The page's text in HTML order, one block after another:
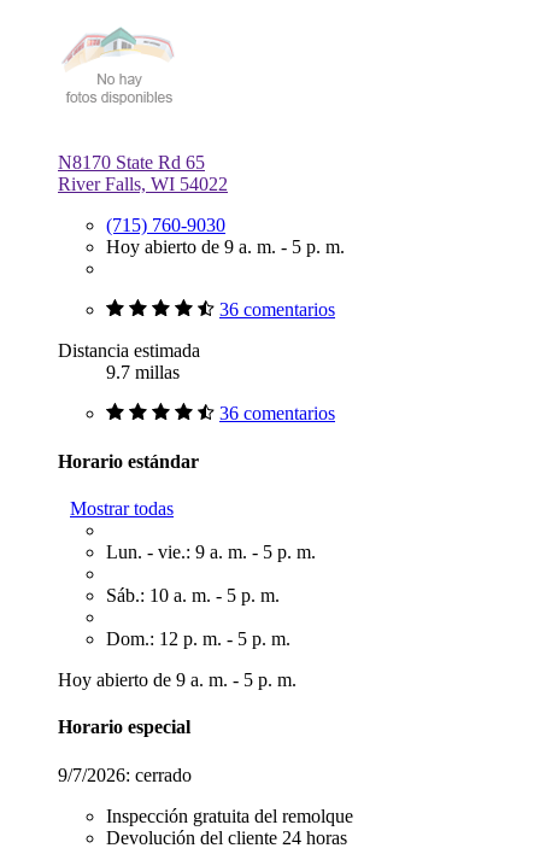
N8170 State Rd 65
River Falls, WI 54022
(715) 760-9030
Hoy abierto de 9 a. m. - 5 p. m.
36 comentarios
Distancia estimada
9.7 millas
36 comentarios
Horario estándar
Mostrar todas
Lun. - vie.: 9 a. m. - 5 p. m.
Sáb.: 10 a. m. - 5 p. m.
Dom.: 12 p. m. - 5 p. m.
Hoy abierto de 9 a. m. - 5 p. m.
Horario especial
9/7/2026: cerrado
Inspección gratuita del remolque
Devolución del cliente 24 horas